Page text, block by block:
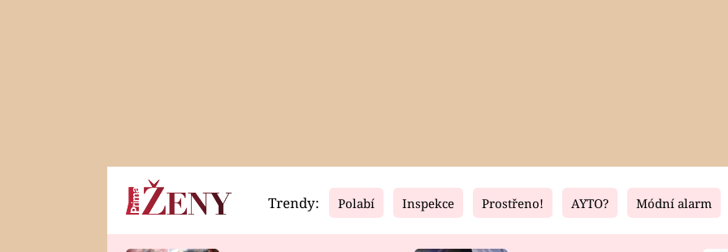
Horoskopy Video Fresh Living
Trendy: Polabí Inspekce Prostřeno! AYTO? Módní alarm